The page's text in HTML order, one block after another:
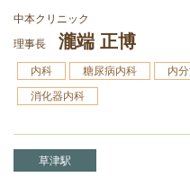
中本クリニック
理事長
瀧端 正博
内科 糖尿病内科 内
消化器内科
草津駅